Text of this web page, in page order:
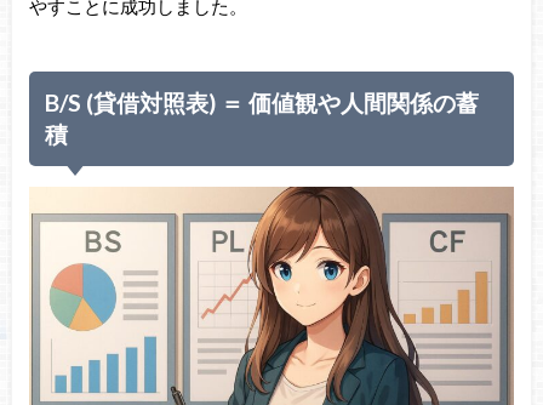
やすことに成功しました。
B/S (貸借対照表) ＝ 価値観や人間関係の蓄
積